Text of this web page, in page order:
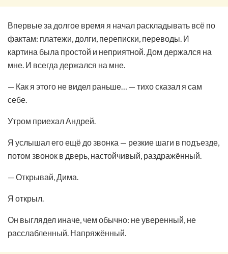
Впервые за долгое время я начал раскладывать всё по
фактам: платежи, долги, переписки, переводы. И
картина была простой и неприятной. Дом держался на
мне. И всегда держался на мне.
— Как я этого не видел раньше… — тихо сказал я сам
себе.
Утром приехал Андрей.
Я услышал его ещё до звонка — резкие шаги в подъезде,
потом звонок в дверь, настойчивый, раздражённый.
— Открывай, Дима.
Я открыл.
Он выглядел иначе, чем обычно: не уверенный, не
расслабленный. Напряжённый.